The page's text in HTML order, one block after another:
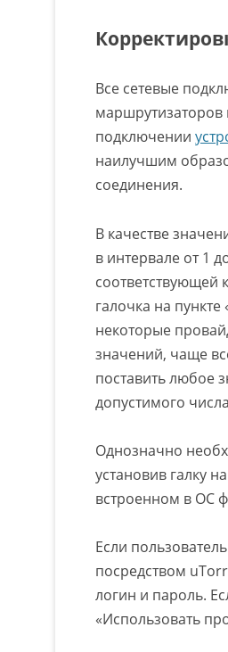
Все сетевые
маршрутизаторов
подключении
наилучшим
соединения.
В качестве
в интервале от 1
соответствующей
галочка на
некоторые
значений, чаще
поставить любое
допустимого
Однозначно
установив галку
встроенном в ОС
Если
посредством
логин и пароль.
«Использовать